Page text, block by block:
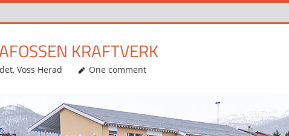
KRAFTVERK
, Voss Herad One comment